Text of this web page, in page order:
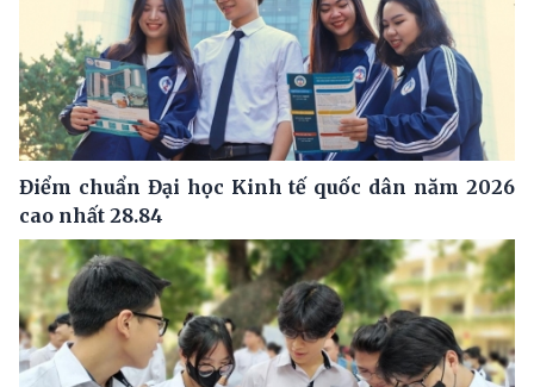
Điểm chuẩn Đại học Kinh tế quốc dân năm 2026
cao nhất 28.84